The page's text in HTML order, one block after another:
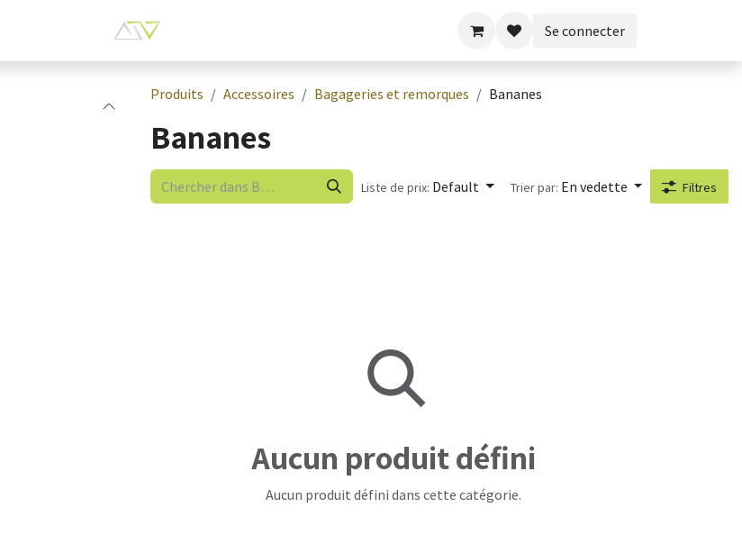
Se connecter
Produits Accessoires Bagageries et remorques Bananes
Bananes
Liste de prix: Default Trier par: En vedette Filtres
Aucun produit défini
Aucun produit défini dans cette catégorie.